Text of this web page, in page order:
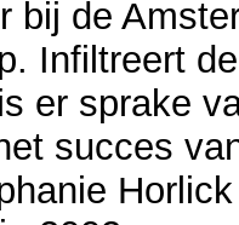
bij de
Infiltreert
er sprake
succes